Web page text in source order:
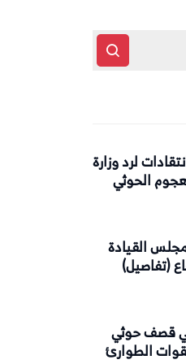
لرد وزارة
الحوثي
القيادة
(تفاصيل)
في قصف حوثي
الطوارئ